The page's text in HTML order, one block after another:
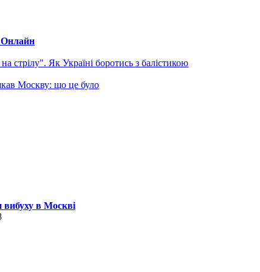
Онлайн
стрілу". Як Україні боротись з балістикою
Москву: що це було
вибуху в Москві